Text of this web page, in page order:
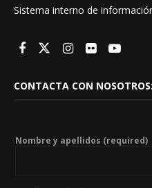
Sistema interno de
CONTACTA CON
Nombre y apellidos (required)